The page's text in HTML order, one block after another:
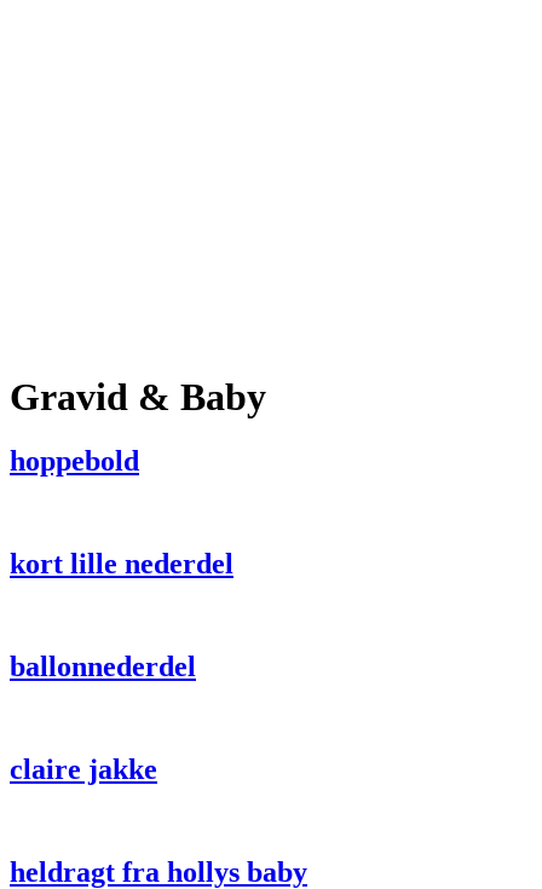
Gravid & Baby
hoppebold
kort lille nederdel
ballonnederdel
claire jakke
heldragt fra hollys baby